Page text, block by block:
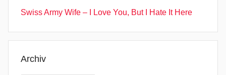
Swiss Army Wife – I Love You, But I Hate It Here
Archiv